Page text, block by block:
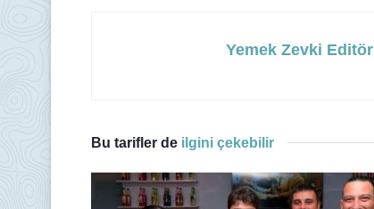
Yemek Zevki Editör
Bu tarifler de ilgini çekebilir